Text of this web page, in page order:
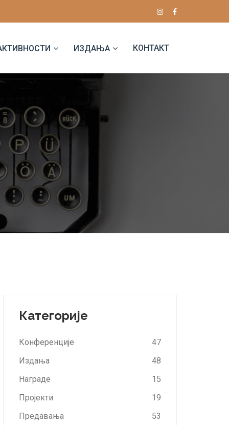
ИЗДАЊА КОНТАКТ
Категорије
Конференције
47
Издања
48
Награде
15
Пројекти
19
Предавања
53